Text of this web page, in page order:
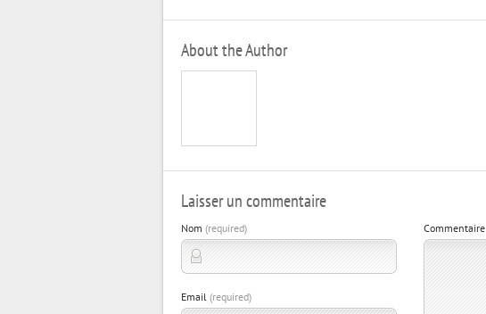
About the Author
Laisser un commentaire
Nom (required)
Email (required)
Commentaire